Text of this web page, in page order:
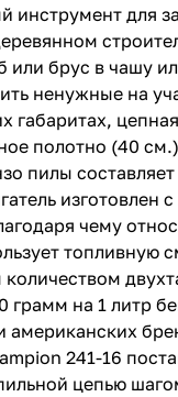
инструмент для
или брус в чашу
ненужные на
габаритах,
полотно (40
пилы
изготовлен
чему
топливную
грамм на 1 литр
американских
241-16
цепью